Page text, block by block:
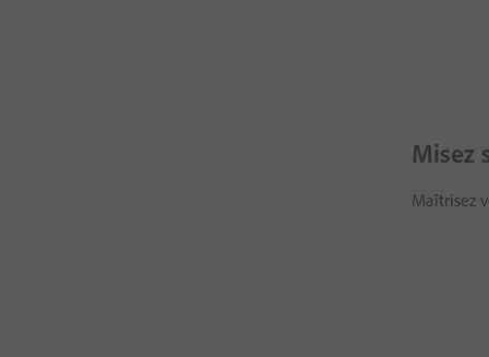
Misez
Maîtrisez